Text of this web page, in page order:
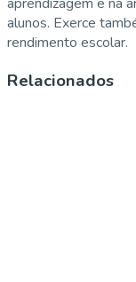
alunos. Exerce
rendimento escolar.
Relacionados